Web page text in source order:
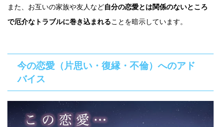
また、お互いの家族や友人など自分の恋愛とは関係のないところ
で厄介なトラブルに巻き込まれることを暗示しています。
今の恋愛（片思い・復縁・不倫）へのアド
バイス